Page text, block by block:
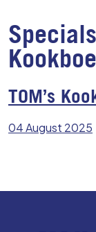
TOM’s
04 August 2025